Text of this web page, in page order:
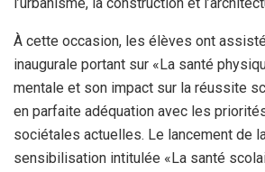
l’urbanisme, la construction et
À cette occasion, les élèves ont
inaugurale portant sur «La santé
mentale et son impact sur la réussite
en parfaite adéquation avec les
sociétales actuelles. Le lancement de
sensibilisation intitulée «La santé